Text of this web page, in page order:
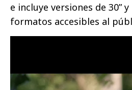
e incluye versiones de 30”
formatos accesibles al